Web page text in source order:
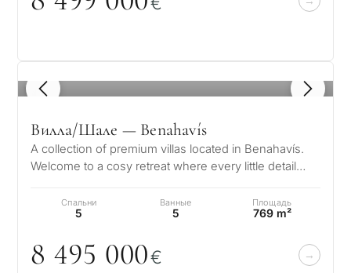
1 / 8
Вилла/Шале — Benahavís
A collection of premium villas located in Benahavís.
Welcome to a cosy retreat where every little detail
Спальни
5
Ванные
5
Площадь
769 m²
8 495 000€